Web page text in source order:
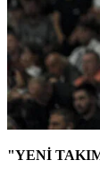
"YENİ